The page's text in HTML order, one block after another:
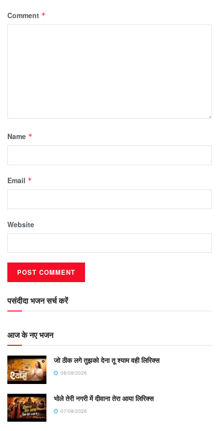
Comment *
Name *
Email *
Website
पसंदीदा भजन सर्च करें
आज के नए भजन
जो ठीक लगे तुझको देना तू श्याम वही लिरिक्स
08/08/2026
भोले तेरी नगरी में दीवाना तेरा आया लिरिक्स
07/08/2026